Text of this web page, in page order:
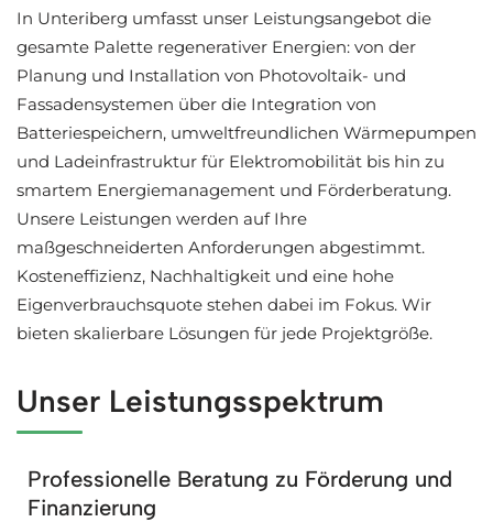
In Unteriberg umfasst unser Leistungsangebot die
gesamte Palette regenerativer Energien: von der
Planung und Installation von Photovoltaik- und
Fassadensystemen über die Integration von
Batteriespeichern, umweltfreundlichen Wärmepumpen
und Ladeinfrastruktur für Elektromobilität bis hin zu
smartem Energiemanagement und Förderberatung.
Unsere Leistungen werden auf Ihre
maßgeschneiderten Anforderungen abgestimmt.
Kosteneffizienz, Nachhaltigkeit und eine hohe
Eigenverbrauchsquote stehen dabei im Fokus. Wir
bieten skalierbare Lösungen für jede Projektgröße.
Unser Leistungsspektrum
Professionelle Beratung zu Förderung und
Finanzierung